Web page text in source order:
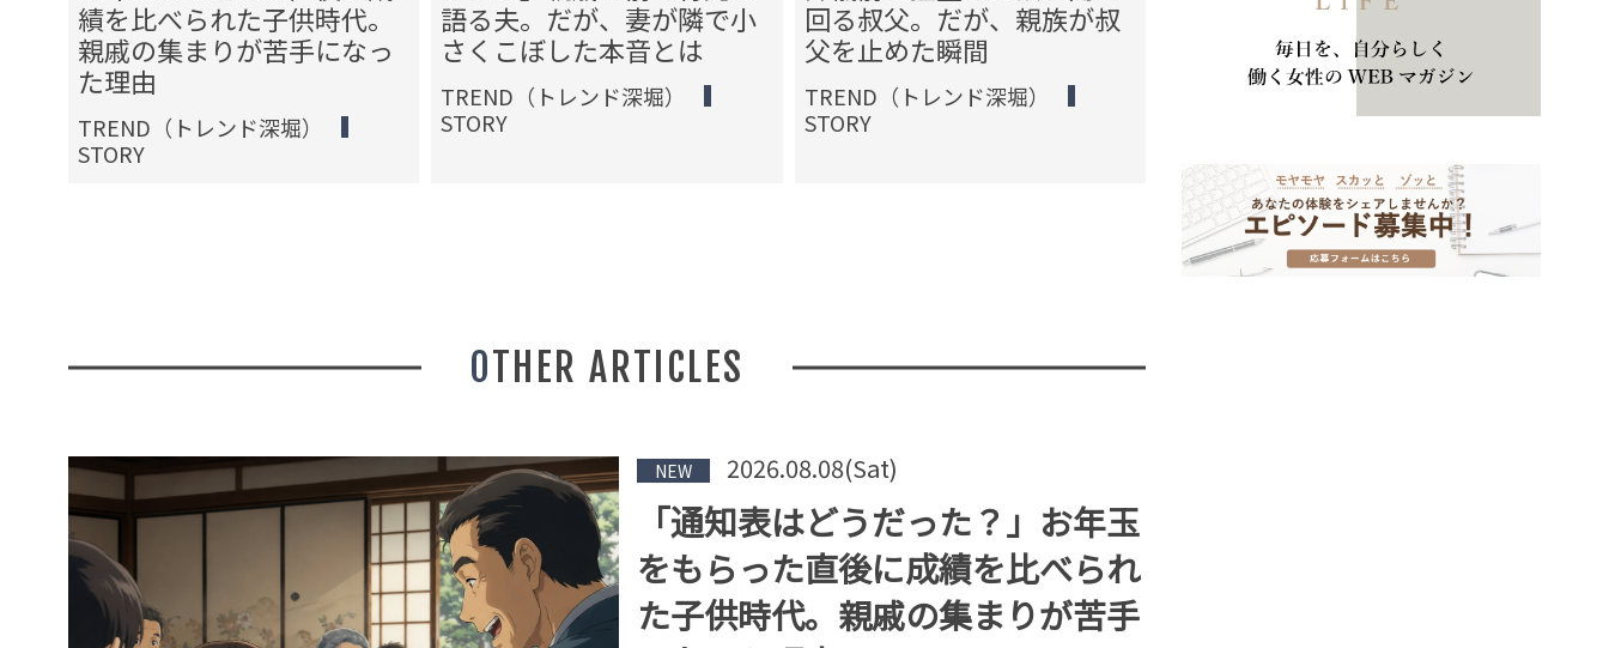
績を比べられた子供時代。
親戚の集まりが苦手になっ
た理由
TREND（トレンド深堀）
STORY
語る夫。だが、妻が隣で小
さくこぼした本音とは
TREND（トレンド深堀）
STORY
回る叔父。だが、親族が叔
父を止めた瞬間
TREND（トレンド深堀）
STORY
にした客。結果、待ってい
た自業自得の結末とは
TREND（トレンド深堀）
OTHER ARTICLES
NEW 2026.08.08(Sat)
「通知表はどうだった？」お年玉
をもらった直後に成績を比べられ
た子供時代。親戚の集まりが苦手